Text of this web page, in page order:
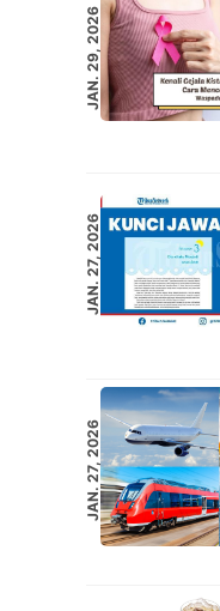
JAN. 29, 2026
JAN. 27, 2026
JAN. 27, 2026